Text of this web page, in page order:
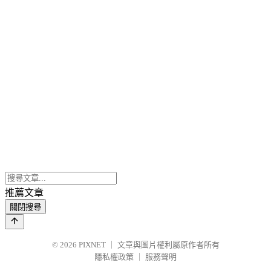
推薦文章
關閉搜尋
© 2026 PIXNET
文章與圖片權利屬原作者所有
隱私權政策
服務聲明